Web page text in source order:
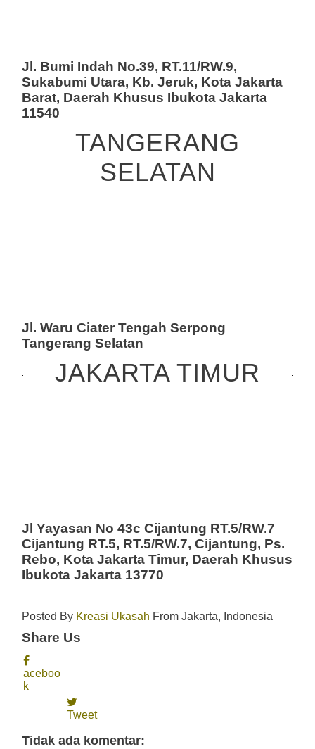
Jl. Bumi Indah No.39, RT.11/RW.9,
Sukabumi Utara, Kb. Jeruk, Kota Jakarta
Barat, Daerah Khusus Ibukota Jakarta
11540
TANGERANG
SELATAN
Jl. Waru Ciater Tengah Serpong
Tangerang Selatan
JAKARTA TIMUR
Jl Yayasan No 43c Cijantung RT.5/RW.7
Cijantung RT.5, RT.5/RW.7, Cijantung, Ps.
Rebo, Kota Jakarta Timur, Daerah Khusus
Ibukota Jakarta 13770
Posted By Kreasi Ukasah From Jakarta, Indonesia
Share Us
aceboo
k
Tweet
Tidak ada komentar: